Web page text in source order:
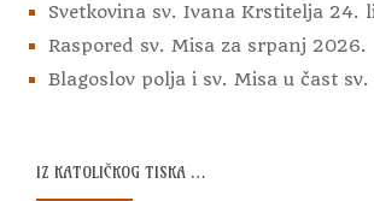
Svetkovina sv. Ivana Krstitelja 24.
Raspored sv. Misa za srpanj 2026.
Blagoslov polja i sv. Misa u čast sv.
IZ KATOLIČKOG TISKA …